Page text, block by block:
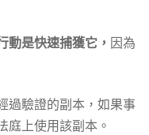
動是快速捕獲它， 因為
過驗證的副本，如果事
庭上使用該副本。